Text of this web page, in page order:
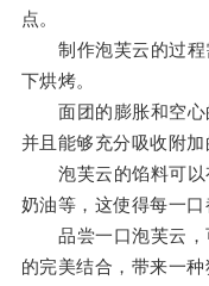
点。
制作泡芙云的过程
下烘烤。
面团的膨胀和空心
并且能够充分吸收附加
泡芙云的馅料可以
奶油等，这使得每一口
品尝一口泡芙云，
的完美结合，带来一种